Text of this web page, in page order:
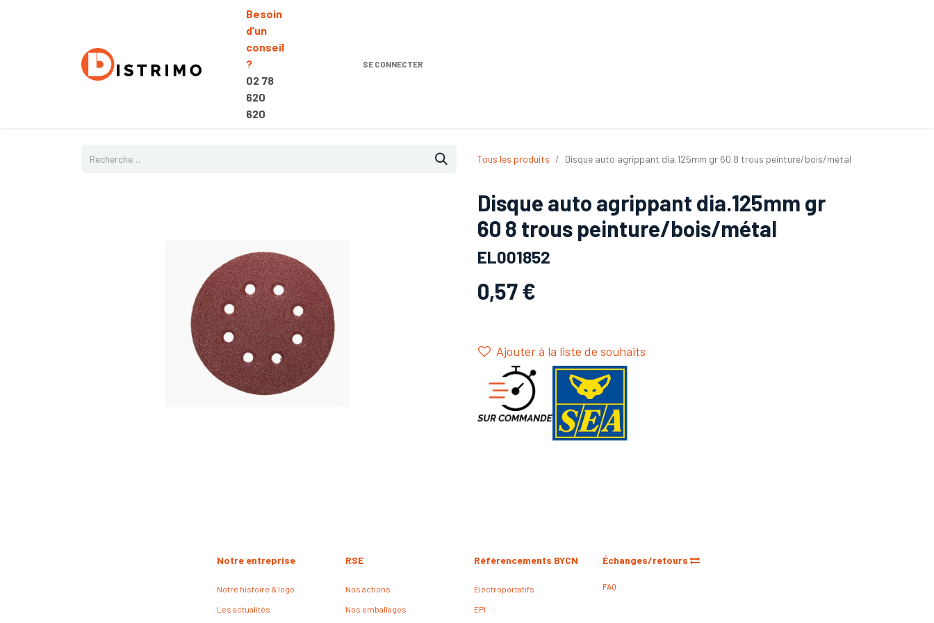
Besoin
d’un
conseil
?
02 78
620
620
SE CONNECTER
Tous les produits Disque auto agrippant dia.125mm gr 60 8 trous peinture/bois/métal
Disque auto agrippant dia.125mm gr
60 8 trous peinture/bois/métal
EL001852
0,57€
Ajouter à la liste de souhaits
Échanges/retours
FAQ
Référencements BYCN
Électroportatifs
EPI
RSE
Nos actions
Nos emballages
Notre entreprise
Notre histoire & logo
Les actualités